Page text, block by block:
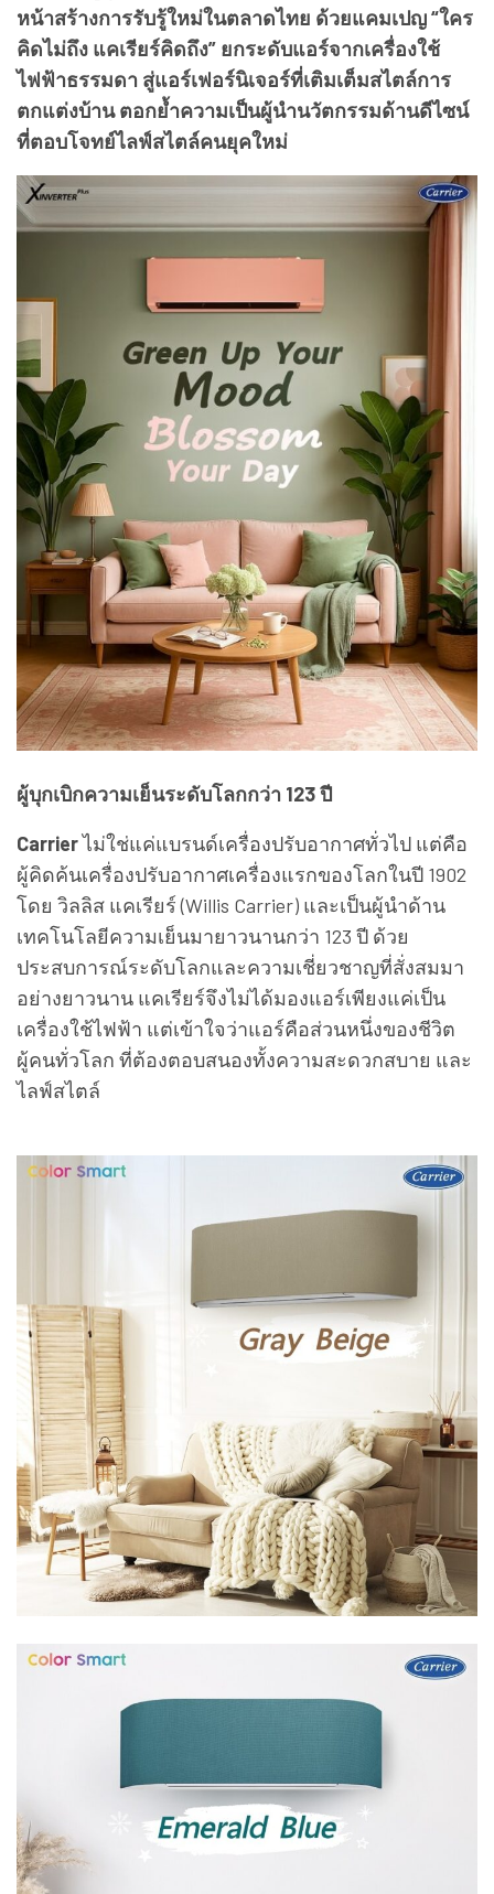
หน้าสร้างการรับรู้ใหม่ในตลาดไทย ด้วยแคมเปญ “ใคร
คิดไม่ถึง แคเรียร์คิดถึง” ยกระดับแอร์จากเครื่องใช้
ไฟฟ้าธรรมดา สู่แอร์เฟอร์นิเจอร์ที่เติมเต็มสไตล์การ
ตกแต่งบ้าน ตอกย้ำความเป็นผู้นำนวัตกรรมด้านดีไซน์
ที่ตอบโจทย์ไลฟ์สไตล์คนยุคใหม่
ผู้บุกเบิกความเย็นระดับโลกกว่า 123 ปี
Carrierไม่ใช่แค่แบรนด์เครื่องปรับอากาศทั่วไป แต่คือ
ผู้คิดค้นเครื่องปรับอากาศเครื่องแรกของโลกในปี 1902
โดย วิลลิส แคเรียร์ (Willis Carrier) และเป็นผู้นำด้าน
เทคโนโลยีความเย็นมายาวนานกว่า 123 ปี ด้วย
ประสบการณ์ระดับโลกและความเชี่ยวชาญที่สั่งสมมา
อย่างยาวนาน แคเรียร์จึงไม่ได้มองแอร์เพียงแค่เป็น
เครื่องใช้ไฟฟ้า แต่เข้าใจว่าแอร์คือส่วนหนึ่งของชีวิต
ผู้คนทั่วโลก ที่ต้องตอบสนองทั้งความสะดวกสบาย และ
ไลฟ์สไตล์